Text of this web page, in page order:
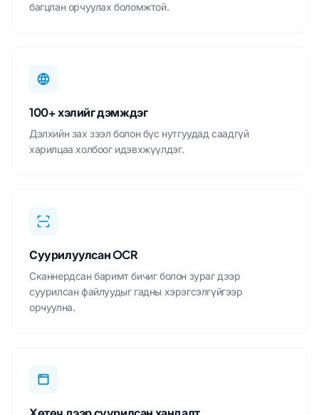
багцлан орчуулах боломжтой.
100+ хэлийг дэмждэг
Дэлхийн зах зээл болон бүс нутгуудад саадгүй
харилцаа холбоог идэвхжүүлдэг.
Суурилуулсан OCR
Сканнердсан баримт бичиг болон зураг дээр
суурилсан файлуудыг гадны хэрэгсэлгүйгээр
орчуулна.